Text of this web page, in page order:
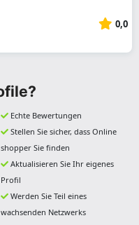
0,0
Echte Bewertungen
Stellen Sie sicher, dass Online
shopper Sie finden
Aktualisieren Sie Ihr eigenes
Profil
Werden Sie Teil eines
wachsenden Netzwerks